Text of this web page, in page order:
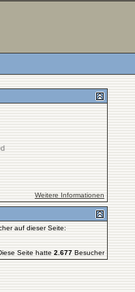
Weitere Informationen
auf dieser Seite:
Seite hatte 2.677 Besucher